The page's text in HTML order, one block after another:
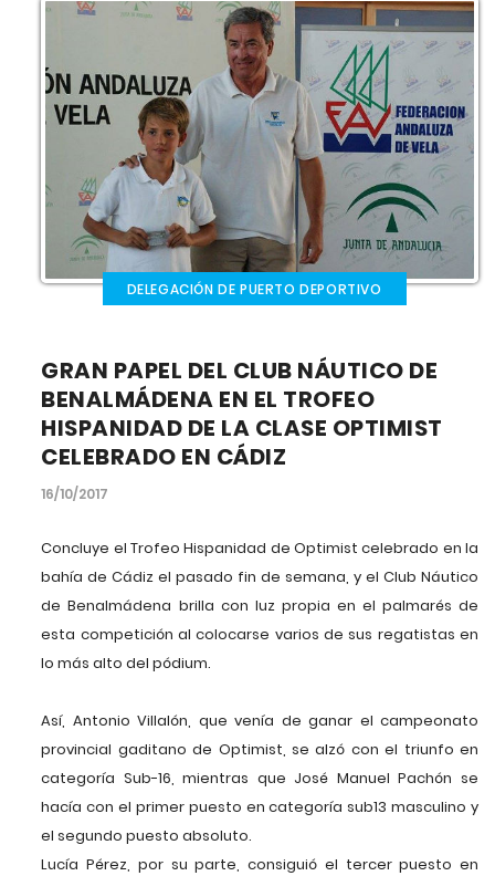
DELEGACIÓN DE PUERTO DEPORTIVO
GRAN PAPEL DEL CLUB NÁUTICO DE
BENALMÁDENA EN EL TROFEO
HISPANIDAD DE LA CLASE OPTIMIST
CELEBRADO EN CÁDIZ
16/10/2017
Concluye el Trofeo Hispanidad de Optimist celebrado en la
bahía de Cádiz el pasado fin de semana, y el Club Náutico
de Benalmádena brilla con luz propia en el palmarés de
esta competición al colocarse varios de sus regatistas en
lo más alto del pódium.
Así, Antonio Villalón, que venía de ganar el campeonato
provincial gaditano de Optimist, se alzó con el triunfo en
categoría Sub-16, mientras que José Manuel Pachón se
hacía con el primer puesto en categoría sub13 masculino y
el segundo puesto absoluto.
Lucía Pérez, por su parte, consiguió el tercer puesto en